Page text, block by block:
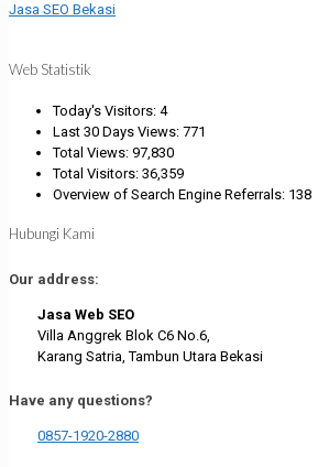
Jasa SEO Bekasi
Web Statistik
Today's Visitors: 4
Last 30 Days Views: 771
Total Views: 97,830
Total Visitors: 36,359
Overview of Search Engine Referrals: 138
Hubungi Kami
Our address:
Jasa Web SEO
Villa Anggrek Blok C6 No.6,
Karang Satria, Tambun Utara Bekasi
Have any questions?
0857-1920-2880